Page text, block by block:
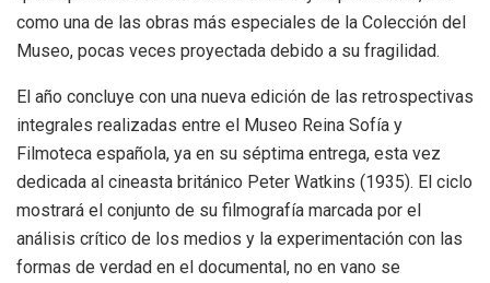
como una de las obras más especiales de la Colección del
Museo, pocas veces proyectada debido a su fragilidad.
El año concluye con una nueva edición de las retrospectivas
integrales realizadas entre el Museo Reina Sofía y
Filmoteca española, ya en su séptima entrega, esta vez
dedicada al cineasta británico Peter Watkins (1935). El ciclo
mostrará el conjunto de su filmografía marcada por el
análisis crítico de los medios y la experimentación con las
formas de verdad en el documental, no en vano se